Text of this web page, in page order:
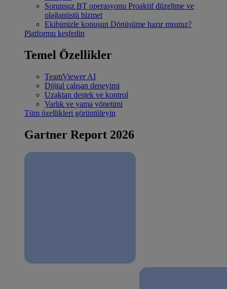
Sorunsuz BT operasyonu Proaktif düzeltme ve
olağanüstü hizmet
Ekibimizle konuşun Dönüşüme hazır mısınız?
Platformu keşfedin
Temel Özellikler
TeamViewer AI
Dijital çalışan deneyimi
Uzaktan destek ve kontrol
Varlık ve yama yönetimi
Tüm özellikleri görüntüleyin
Gartner Report 2026